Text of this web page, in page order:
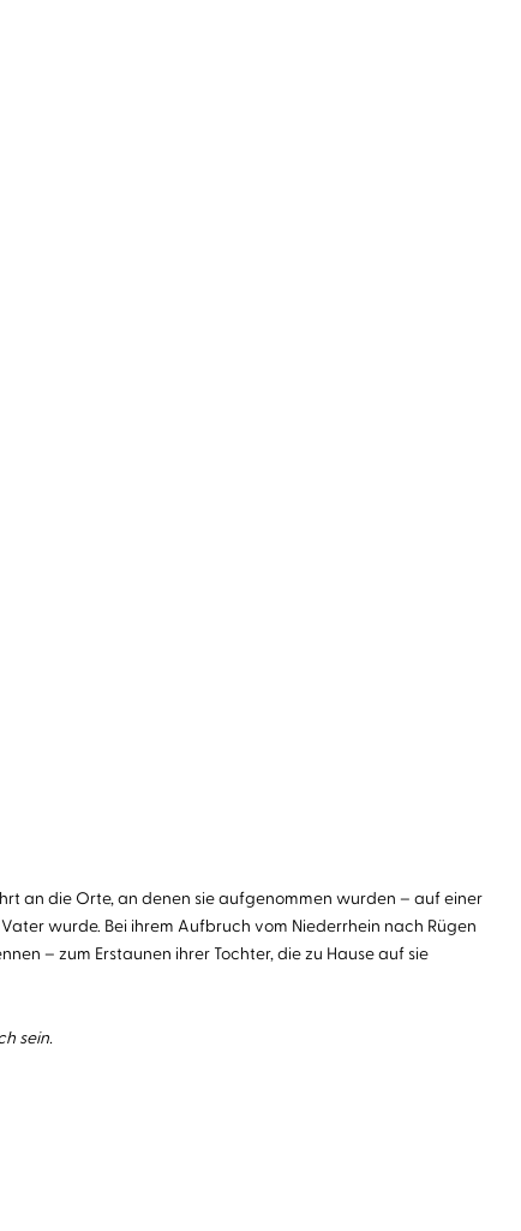
an die Orte, an denen sie aufgenommen wurden – auf einer
wurde. Bei ihrem Aufbruch vom Niederrhein nach Rügen
– zum Erstaunen ihrer Tochter, die zu Hause auf sie
sein.